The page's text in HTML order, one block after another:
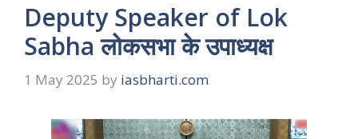
Deputy Speaker of Lok
Sabha लोकसभा के उपाध्यक्ष
1 May 2025 by iasbharti.com